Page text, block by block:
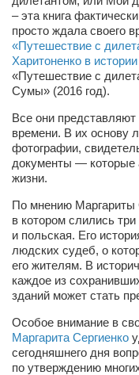
Кафе,
«ЧАЙ
Магазины
Туризм
– эта книга
просто ждала своего
«Путешествие с
Харитоненко в
«Путешествие с
Сумы» (2016 год).
Все они
времени. В их основу
фотографии,
документы — которые
жизни.
По мнению Маргариты
в котором слились
и польская. Его
людских судеб, о
его жителям. В
каждое из
зданий может стать
Особое внимание в
Маргарита Сергиенко
сегодняшнего дня
по утверждению